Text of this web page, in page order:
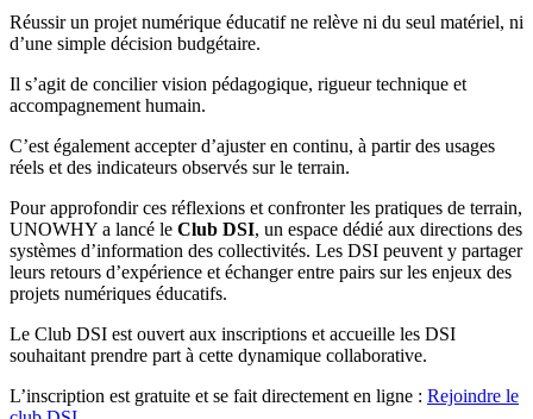
Réussir un projet numérique éducatif ne relève ni du seul matériel, ni
d’une simple décision budgétaire.
Il s’agit de concilier vision pédagogique, rigueur technique et
accompagnement humain.
C’est également accepter d’ajuster en continu, à partir des usages
réels et des indicateurs observés sur le terrain.
Pour approfondir ces réflexions et confronter les pratiques de terrain,
UNOWHY a lancé le Club DSI, un espace dédié aux directions des
systèmes d’information des collectivités. Les DSI peuvent y partager
leurs retours d’expérience et échanger entre pairs sur les enjeux des
projets numériques éducatifs.
Le Club DSI est ouvert aux inscriptions et accueille les DSI
souhaitant prendre part à cette dynamique collaborative.
L’inscription est gratuite et se fait directement en ligne : Rejoindre le